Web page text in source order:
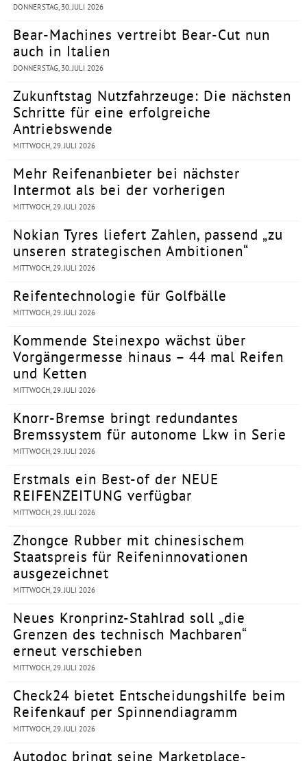
DONNERSTAG, 30. JULI 2026
Bear-Machines vertreibt Bear-Cut nun
auch in Italien
DONNERSTAG, 30. JULI 2026
Zukunftstag Nutzfahrzeuge: Die nächsten
Schritte für eine erfolgreiche
Antriebswende
MITTWOCH, 29. JULI 2026
Mehr Reifenanbieter bei nächster
Intermot als bei der vorherigen
MITTWOCH, 29. JULI 2026
Nokian Tyres liefert Zahlen, passend „zu
unseren strategischen Ambitionen“
MITTWOCH, 29. JULI 2026
Reifentechnologie für Golfbälle
MITTWOCH, 29. JULI 2026
Kommende Steinexpo wächst über
Vorgängermesse hinaus – 44 mal Reifen
und Ketten
MITTWOCH, 29. JULI 2026
Knorr-Bremse bringt redundantes
Bremssystem für autonome Lkw in Serie
MITTWOCH, 29. JULI 2026
Erstmals ein Best-of der NEUE
REIFENZEITUNG verfügbar
MITTWOCH, 29. JULI 2026
Zhongce Rubber mit chinesischem
Staatspreis für Reifeninnovationen
ausgezeichnet
MITTWOCH, 29. JULI 2026
Neues Kronprinz-Stahlrad soll „die
Grenzen des technisch Machbaren“
erneut verschieben
MITTWOCH, 29. JULI 2026
Check24 bietet Entscheidungshilfe beim
Reifenkauf per Spinnendiagramm
MITTWOCH, 29. JULI 2026
Autodoc bringt seine Marketplace-